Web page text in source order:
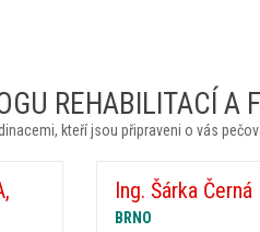
REHABILITACÍ A
kteří jsou připraveni o vás
Ing. Šárka Černá
BRNO